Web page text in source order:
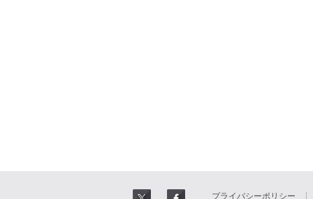
プライバシーポリシー